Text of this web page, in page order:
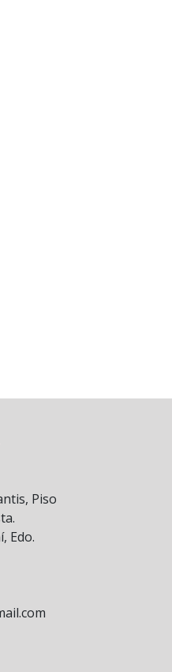
Piso
Edo.